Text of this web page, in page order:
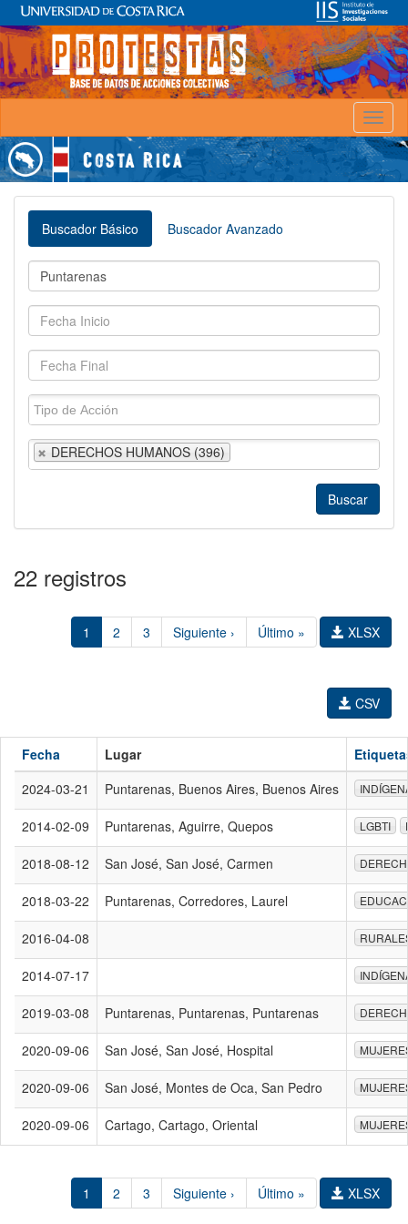
Buscador Básico Buscador Avanzado
DERECHOS HUMANOS (396)
22 registros
1 2 3 Siguiente › Último » XLSX
CSV
Fecha Lugar
2024-03-21
Puntarenas, Buenos Aires, Buenos Aires
2014-02-09 Puntarenas, Aguirre, Quepos LGBTI
2018-08-12 San José, San José, Carmen
2018-03-22 Puntarenas, Corredores, Laurel
2016-04-08
2014-07-17
2019-03-08 Puntarenas, Puntarenas, Puntarenas
2020-09-06 San José, San José, Hospital
2020-09-06 San José, Montes de Oca, San Pedro
2020-09-06 Cartago, Cartago, Oriental
1 2 3 Siguiente › Último » XLSX